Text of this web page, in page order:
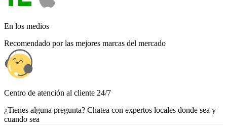
En los medios
Recomendado por las mejores marcas del mercado
Centro de atención al cliente 24/7
¿Tienes alguna pregunta? Chatea con expertos locales donde sea y
cuando sea